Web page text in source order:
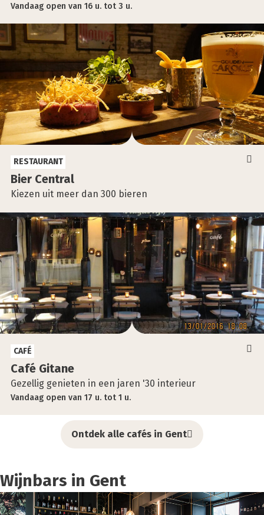
Vandaag open van 16 u. tot 3 u.
Bier Cen­tral
Kiezen uit meer dan 300 bieren
RESTAURANT
Café Gita­ne
Gezellig genieten in een jaren '30 interieur
CAFÉ
Vandaag open van 17 u. tot 1 u.
Ontdek alle cafés in Gent
Wijnbars in Gent